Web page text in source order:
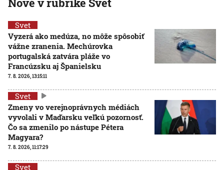
Svet
Vyzerá ako medúza, no môže spôsobiť
vážne zranenia. Mechúrovka
portugalská zatvára pláže vo
Francúzsku aj Španielsku
7. 8. 2026, 13:15:11
Svet
Zmeny vo verejnoprávnych médiách
vyvolali v Maďarsku veľkú pozornosť.
Čo sa zmenilo po nástupe Pétera
Magyara?
7. 8. 2026, 11:17:29
Svet